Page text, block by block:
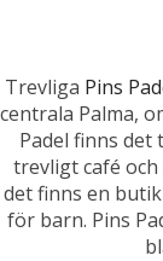
Trevliga Pins
centrala Palma,
Padel finns
trevligt café
det finns en
för barn. Pins